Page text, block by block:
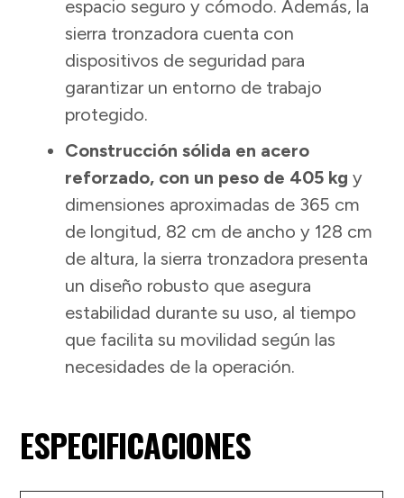
espacio seguro y cómodo. Además, la
sierra tronzadora cuenta con
dispositivos de seguridad para
garantizar un entorno de trabajo
protegido.
Construcción sólida en acero
reforzado, con un peso de 405 kg y
dimensiones aproximadas de 365 cm
de longitud, 82 cm de ancho y 128 cm
de altura, la sierra tronzadora presenta
un diseño robusto que asegura
estabilidad durante su uso, al tiempo
que facilita su movilidad según las
necesidades de la operación.
ESPECIFICACIONES